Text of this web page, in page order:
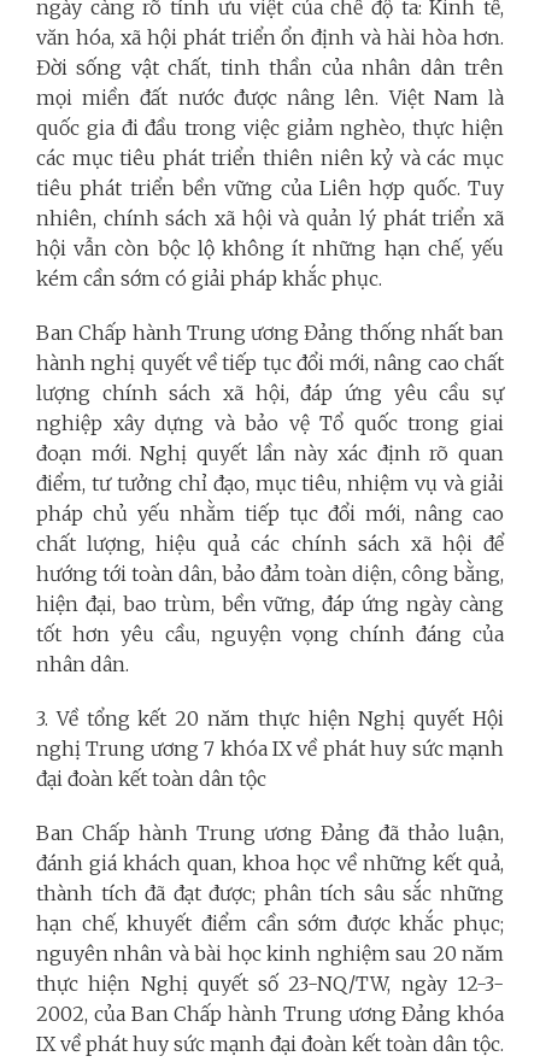
ngày càng rõ tính ưu việt của chế độ ta: Kinh tế,
văn hóa, xã hội phát triển ổn định và hài hòa hơn.
Đời sống vật chất, tinh thần của nhân dân trên
mọi miền đất nước được nâng lên. Việt Nam là
quốc gia đi đầu trong việc giảm nghèo, thực hiện
các mục tiêu phát triển thiên niên kỷ và các mục
tiêu phát triển bền vững của Liên hợp quốc. Tuy
nhiên, chính sách xã hội và quản lý phát triển xã
hội vẫn còn bộc lộ không ít những hạn chế, yếu
kém cần sớm có giải pháp khắc phục.
Ban Chấp hành Trung ương Đảng thống nhất ban
hành nghị quyết về tiếp tục đổi mới, nâng cao chất
lượng chính sách xã hội, đáp ứng yêu cầu sự
nghiệp xây dựng và bảo vệ Tổ quốc trong giai
đoạn mới. Nghị quyết lần này xác định rõ quan
điểm, tư tưởng chỉ đạo, mục tiêu, nhiệm vụ và giải
pháp chủ yếu nhằm tiếp tục đổi mới, nâng cao
chất lượng, hiệu quả các chính sách xã hội để
hướng tới toàn dân, bảo đảm toàn diện, công bằng,
hiện đại, bao trùm, bền vững, đáp ứng ngày càng
tốt hơn yêu cầu, nguyện vọng chính đáng của
nhân dân.
3. Về tổng kết 20 năm thực hiện Nghị quyết Hội
nghị Trung ương 7 khóa IX về phát huy sức mạnh
đại đoàn kết toàn dân tộc
Ban Chấp hành Trung ương Đảng đã thảo luận,
đánh giá khách quan, khoa học về những kết quả,
thành tích đã đạt được; phân tích sâu sắc những
hạn chế, khuyết điểm cần sớm được khắc phục;
nguyên nhân và bài học kinh nghiệm sau 20 năm
thực hiện Nghị quyết số 23-NQ/TW, ngày 12-3-
2002, của Ban Chấp hành Trung ương Đảng khóa
IX về phát huy sức mạnh đại đoàn kết toàn dân tộc.